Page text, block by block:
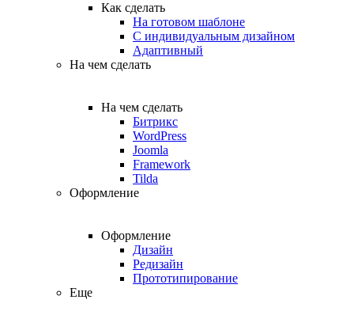
Как сделать
На готовом шаблоне
С индивидуальным дизайном
Адаптивный
На чем сделать
На чем сделать
Битрикс
WordPress
Joomla
Framework
Tilda
Оформление
Оформление
Дизайн
Редизайн
Прототипирование
Еще